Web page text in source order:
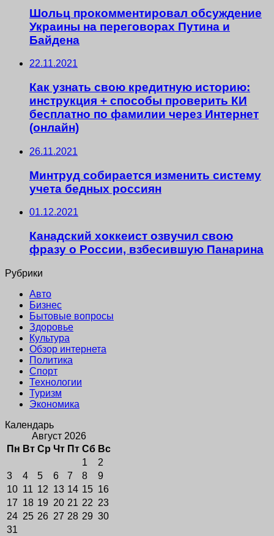
Шольц прокомментировал обсуждение
Украины на переговорах Путина и
Байдена
22.11.2021
Как узнать свою кредитную историю:
инструкция + способы проверить КИ
бесплатно по фамилии через Интернет
(онлайн)
26.11.2021
Минтруд собирается изменить систему
учета бедных россиян
01.12.2021
Канадский хоккеист озвучил свою
фразу о России, взбесившую Панарина
Рубрики
Авто
Бизнес
Бытовые вопросы
Здоровье
Культура
Обзор интернета
Политика
Спорт
Технологии
Туризм
Экономика
Календарь
Август 2026
Пн Вт Ср Чт Пт Сб Вс
1
2
3
4 5 6 7 8
9
10 11 12 13 14 15 16
17 18 19 20 21 22 23
24 25 26 27 28 29 30
31